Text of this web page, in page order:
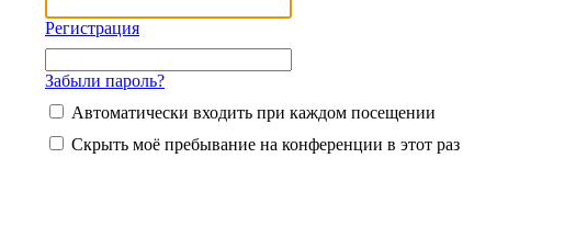
Регистрация
Забыли пароль?
Автоматически входить при каждом посещении
Скрыть моё пребывание на конференции в этот раз